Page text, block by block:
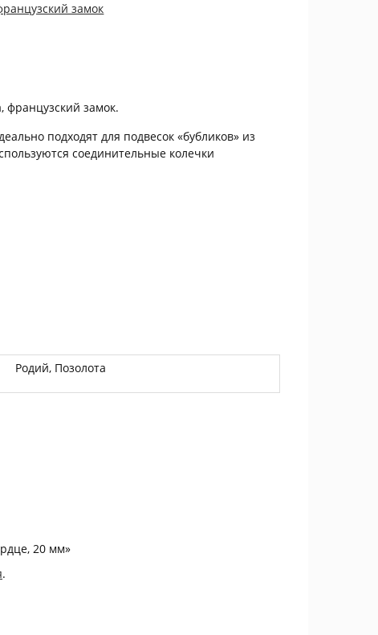
замок
замок.
подходят для подвесок «бубликов» из
соединительные колечки
Родий, Позолота
20 мм»
.